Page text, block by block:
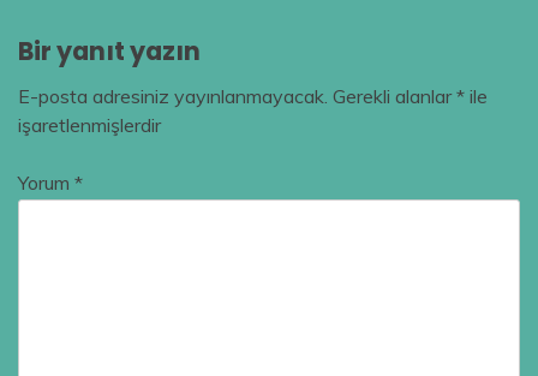
Bir yanıt yazın
E-posta adresiniz yayınlanmayacak. Gerekli alanlar* ile
işaretlenmişlerdir
Yorum *